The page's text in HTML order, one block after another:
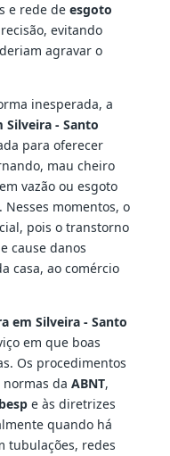
e rede de esgoto
evitando
agravar o
inesperada, a
- Santo
para oferecer
mau cheiro
vazão ou esgoto
momentos, o
pois o transtorno
cause danos
casa, ao comércio
em Silveira - Santo
em que boas
Os procedimentos
normas da ABNT,
e às diretrizes
quando há
tubulações, redes